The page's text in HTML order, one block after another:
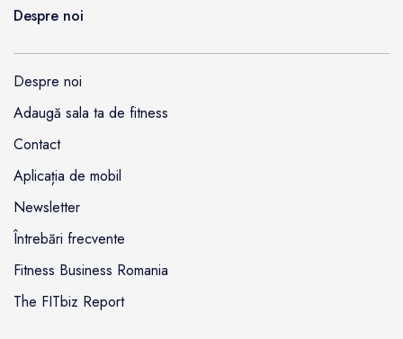
Despre noi
Despre noi
Adaugă sala ta de fitness
Contact
Aplicația de mobil
Newsletter
Întrebări frecvente
Fitness Business Romania
The FITbiz Report